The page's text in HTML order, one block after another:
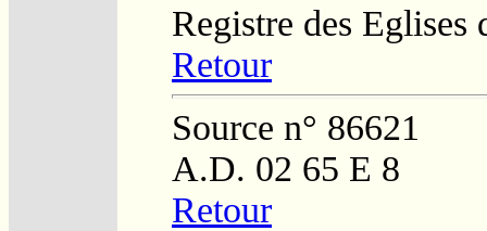
Registre des Eglises
Retour
Source n° 86621
A.D. 02 65 E 8
Retour